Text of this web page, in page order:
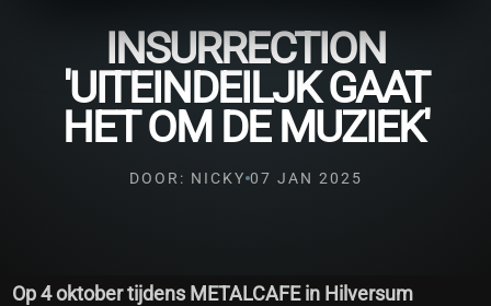
INSURRECTION
'UITEINDEILJK GAAT
HET OM DE MUZIEK'
DOOR: NICKY 07 JAN 2025
Op 4 oktober tijdens METALCAFE in Hilversum